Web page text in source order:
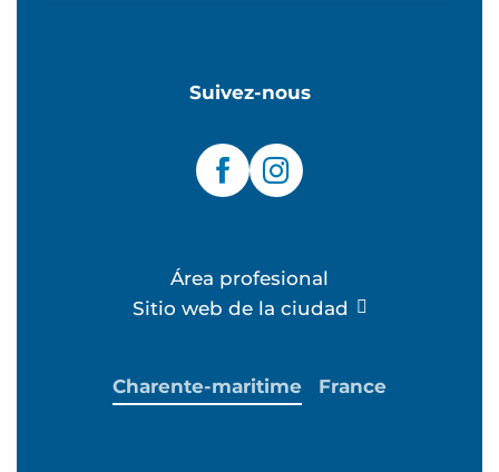
Suivez-nous
Área profesional
Sitio web de la ciudad
Charente-maritime France